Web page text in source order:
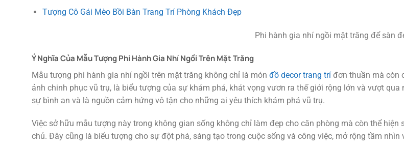
Tượng Cô Gái Mèo Bồi Bàn Trang Trí Phòng Khách Đẹp
Phi hành gia nhí ngồi mặt trăng để sàn
Ý Nghĩa Của Mẫu Tượng Phi Hành Gia Nhí Ngồi Trên Mặt Trăng
Mẫu tượng phi hành gia nhí ngồi trên mặt trăng không chỉ là món đồ decor trang trí đơn thuần mà còn
ảnh chinh phục vũ trụ, là biểu tượng của sự khám phá, khát vọng vươn ra thế giới rộng lớn và vượt
sự bình an và là nguồn cảm hứng vô tận cho những ai yêu thích khám phá vũ trụ.
Việc sở hữu mẫu tượng này trong không gian sống không chỉ làm đẹp cho căn phòng mà còn thể
chủ. Đây cũng là biểu tượng cho sự đột phá, sáng tạo trong cuộc sống và công việc, mở rộng tầm